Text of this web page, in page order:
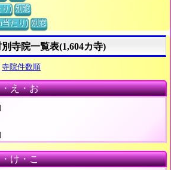
り) 別窓
当たり) 別窓
寺院一覧表(1,604カ寺)
寺院件数順
え・お
け・こ